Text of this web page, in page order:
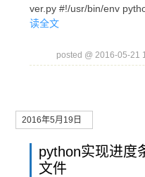
ver.py #!/usr/bin/env
读全文
posted @ 2016-05-21
2016年5月19日
python实现进度
文件